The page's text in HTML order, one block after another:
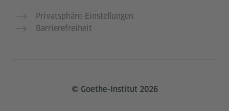
Privatsphäre-Einstellungen
Barrierefreiheit
© Goethe-Institut 2026